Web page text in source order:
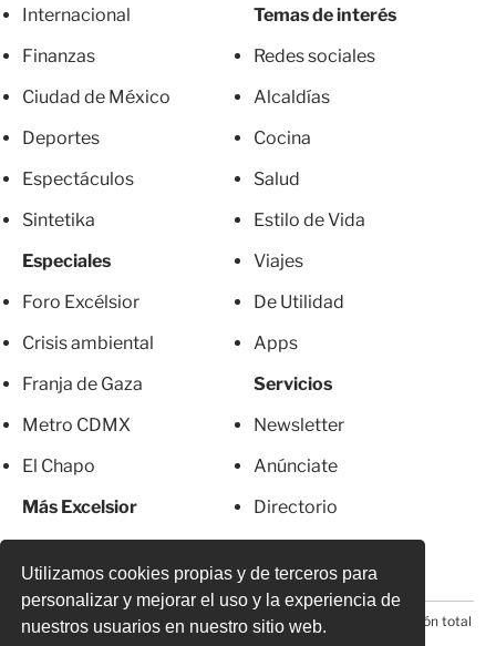
Utilizamos cookies propias y de terceros para
personalizar y mejorar el uso y la experiencia de
nuestros usuarios en nuestro sitio web.
Internacional
Finanzas
Ciudad de México
Deportes
Espectáculos
Sintetika
Especiales
Foro Excélsior
Crisis ambiental
Franja de Gaza
Metro CDMX
El Chapo
Más Excelsior
Temas de interés
Redes sociales
Alcaldías
Cocina
Salud
Estilo de Vida
Viajes
De Utilidad
Apps
Servicios
Newsletter
Anúnciate
Directorio
© 2026 Todos los derechos reservados. Prohibida la reproducción total
o parcial, incluyendo cualquier medio electrónico*